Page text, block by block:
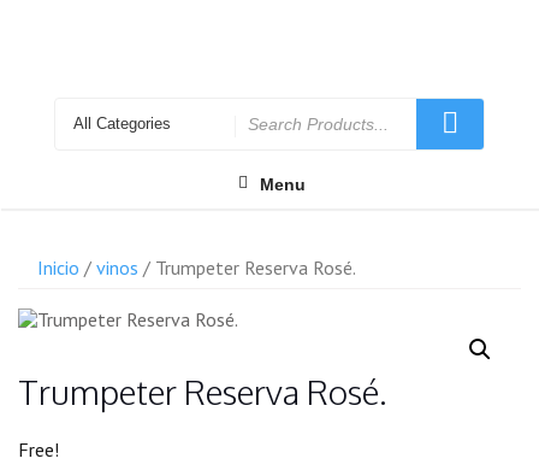
for
Menu
Inicio / vinos / Trumpeter Reserva Rosé.
Trumpeter Reserva Rosé.
Free!